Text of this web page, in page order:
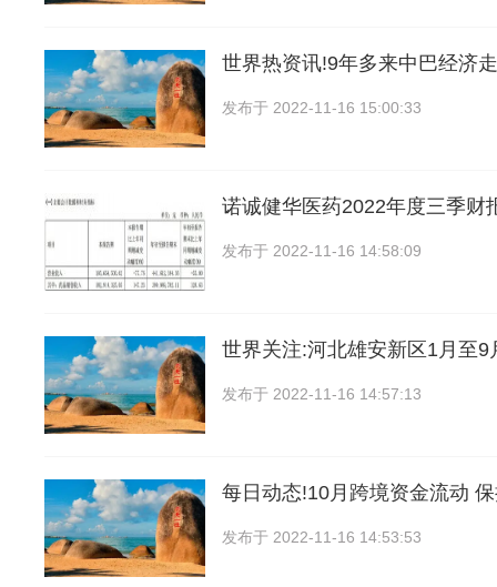
世界热资讯!9年多来中巴经济
发布于 2022-11-16 15:00:33
诺诚健华医药2022年度三季财
发布于 2022-11-16 14:58:09
世界关注:河北雄安新区1月至9
发布于 2022-11-16 14:57:13
每日动态!10月跨境资金流动
发布于 2022-11-16 14:53:53